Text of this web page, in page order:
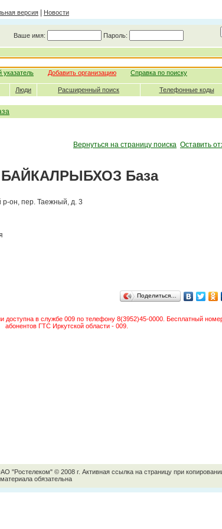
версия Новости
Ваше имя: Пароль:
Добавить организацию Справка по поиску
Люди Расширенный поиск Телефонные коды
Вернуться на страницу поиска Оставить
База
р-он, пер. Таежный, д. 3
Поделиться…
в службе 009 по телефону 8(3952)45-0000. Бесплатный
абонентов ГТС Иркутской области - 009.
"Ростелеком" © 2008 г. Активная ссылка на страницу при
материала обязательна